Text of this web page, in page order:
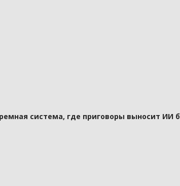
система, где приговоры выносит ИИ